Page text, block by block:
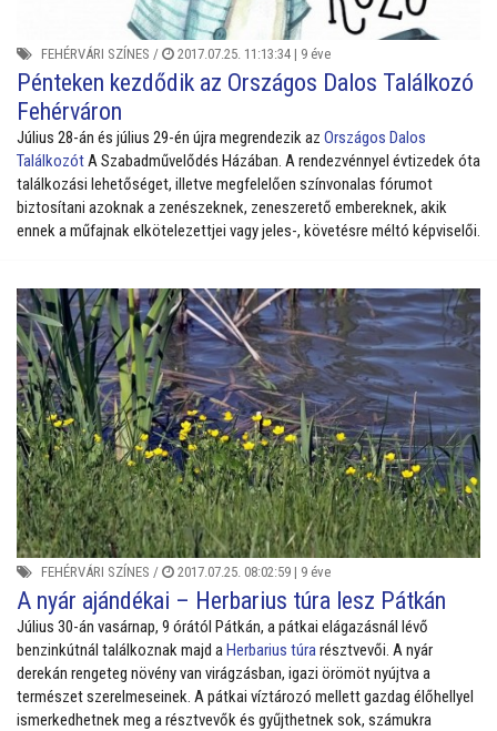
FEHÉRVÁRI SZÍNES / 2017.07.25. 11:13:34 | 9 éve
Pénteken kezdődik az Országos Dalos Találkozó
Fehérváron
Július 28-án és július 29-én újra megrendezik az Országos Dalos
TalálkozótA Szabadművelődés Házában. A rendezvénnyel évtizedek óta
találkozási lehetőséget, illetve megfelelően színvonalas fórumot
biztosítani azoknak a zenészeknek, zeneszerető embereknek, akik
ennek a műfajnak elkötelezettjei vagy jeles-, követésre méltó képviselői.
FEHÉRVÁRI SZÍNES / 2017.07.25. 08:02:59 | 9 éve
A nyár ajándékai – Herbarius túra lesz Pátkán
Július 30-án vasárnap, 9 órától Pátkán, a pátkai elágazásnál lévő
benzinkútnál találkoznak majd a Herbarius túra résztvevői. A nyár
derekán rengeteg növény van virágzásban, igazi örömöt nyújtva a
természet szerelmeseinek. A pátkai víztározó mellett gazdag élőhellyel
ismerkedhetnek meg a résztvevők és gyűjthetnek sok, számukra